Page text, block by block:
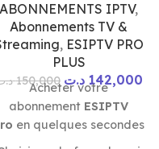
ABONNEMENTS IPTV,
Abonnements TV &
, ESIPTV PRO
PLUS
150,000 142,000 د.ت
Acheter votre
abonnement ESIPTV
en quelques secondes